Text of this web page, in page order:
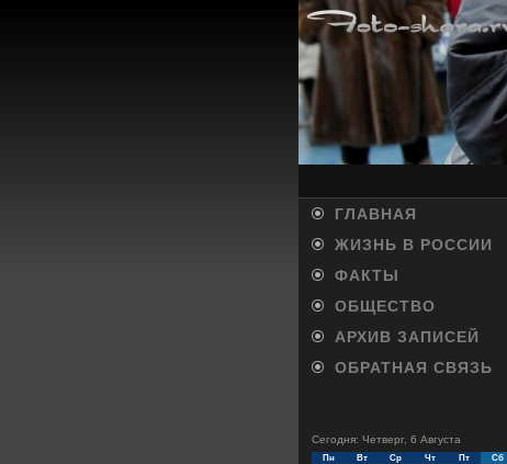
ГЛАВНАЯ
ЖИЗНЬ В РОССИИ
ФАКТЫ
ОБЩЕСТВО
АРХИВ ЗАПИСЕЙ
ОБРАТНАЯ СВЯЗЬ
Сегодня: Четверг, 6 Августа
Пн Вт Ср Чт Пт Сб